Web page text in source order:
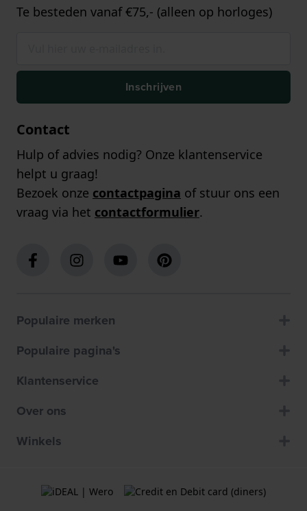
Te besteden vanaf €75,- (alleen op horloges)
Inschrijven
Contact
Hulp of advies nodig? Onze klantenservice
helpt u graag!
Bezoek onze contactpagina of stuur ons een
vraag via het contactformulier.
Populaire merken
Populaire pagina's
Klantenservice
Over ons
Winkels